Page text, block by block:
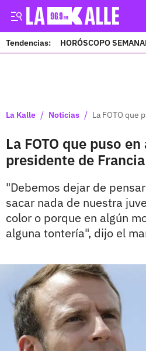
Tendencias: HORÓSCOPO
La Kalle / Noticias / La FOTO que
La FOTO que puso
presidente de Francia
"Debemos dejar de
sacar nada de nuestra
color o porque en algún
alguna tontería", dijo el